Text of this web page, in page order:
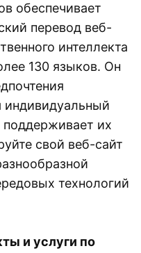
обеспечивает
перевод веб-
интеллекта
130 языков. Он
индивидуальный
их
свой веб-сайт
технологий
и услуги по